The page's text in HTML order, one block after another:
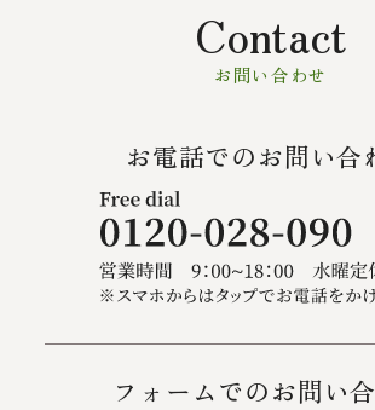
Contact
お問い合わせ
お電話でのお問い合
フォームでのお問い